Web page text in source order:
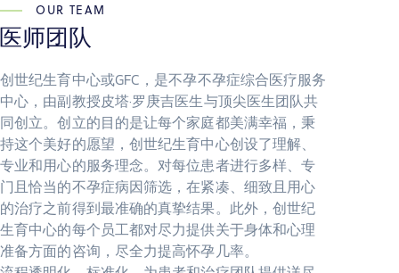
OUR TEAM
医师团队
创世纪生育中心或GFC，是不孕不孕症综合医疗服务
中心，由副教授皮塔·罗庚吉医生与顶尖医生团队共
同创立。创立的目的是让每个家庭都美满幸福，秉
持这个美好的愿望，创世纪生育中心创设了理解、
专业和用心的服务理念。对每位患者进行多样、专
门且恰当的不孕症病因筛选，在紧凑、细致且用心
的治疗之前得到最准确的真挚结果。此外，创世纪
生育中心的每个员工都对尽力提供关于身体和心理
准备方面的咨询，尽全力提高怀孕几率。